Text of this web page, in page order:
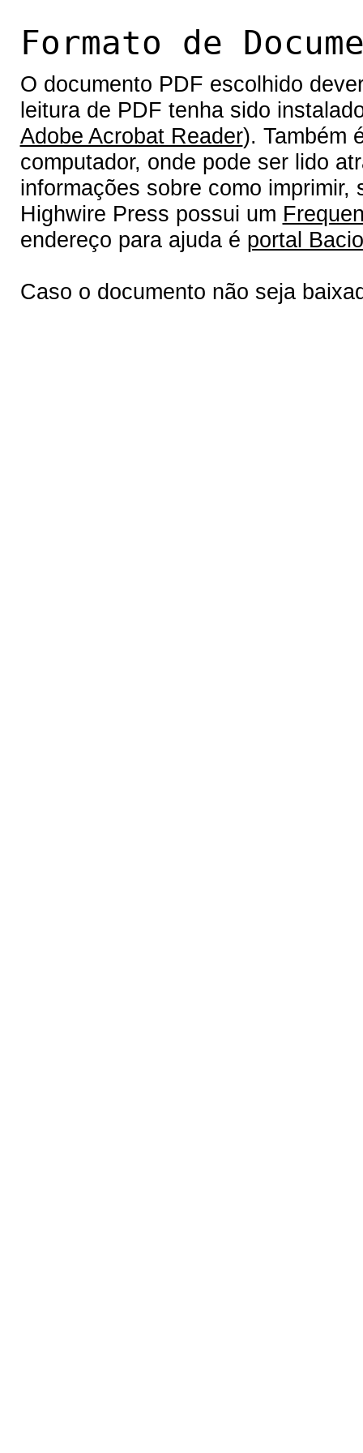
Formato de
O documento PDF escolhido
leitura de PDF tenha sido
Adobe Acrobat Reader). Também
computador, onde pode ser lido
informações sobre como
Highwire Press possui um
endereço para ajuda é portal
Caso o documento não seja